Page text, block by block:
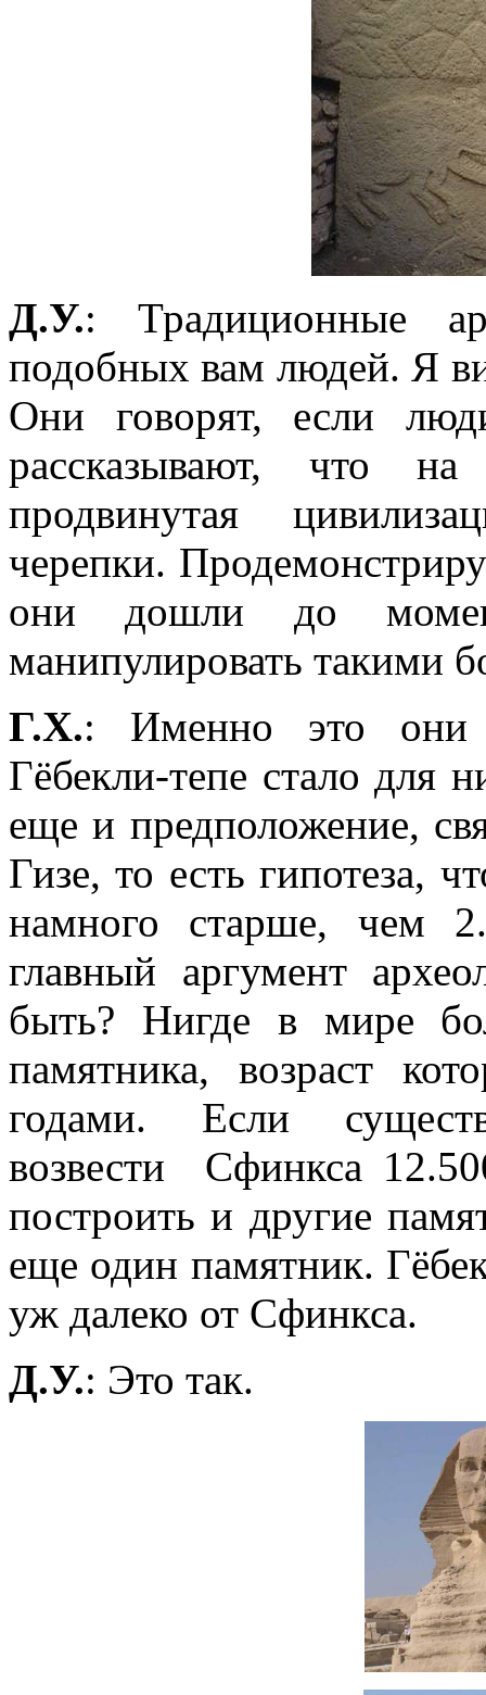
Д.У.: Традиционные
подобных вам людей. Я
Они говорят, если
рассказывают, что
продвинутая
черепки.
они дошли до
манипулировать такими
Г.Х.: Именно это они
Гёбекли-тепе стало для
еще и предположение,
Гизе, то есть гипотеза,
намного старше, чем
главный аргумент
быть? Нигде в мире
памятника, возраст
годами. Если
возвести
Сфинкса
построить и другие
еще один памятник.
уж далеко от Сфинкса.
Д.У.: Это так.